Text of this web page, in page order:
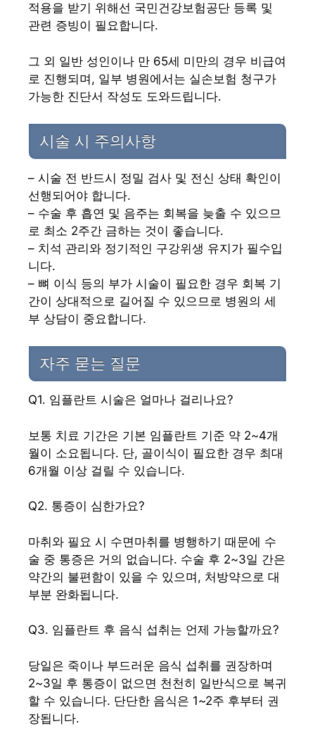
적용을 받기 위해선 국민건강보험공단 등록 및
관련 증빙이 필요합니다.
그 외 일반 성인이나 만 65세 미만의 경우 비급여
로 진행되며, 일부 병원에서는 실손보험 청구가
가능한 진단서 작성도 도와드립니다.
시술 시 주의사항
– 시술 전 반드시 정밀 검사 및 전신 상태 확인이
선행되어야 합니다.
– 수술 후 흡연 및 음주는 회복을 늦출 수 있으므
로 최소 2주간 금하는 것이 좋습니다.
– 치석 관리와 정기적인 구강위생 유지가 필수입
니다.
– 뼈 이식 등의 부가 시술이 필요한 경우 회복 기
간이 상대적으로 길어질 수 있으므로 병원의 세
부 상담이 중요합니다.
자주 묻는 질문
Q1. 임플란트 시술은 얼마나 걸리나요?
보통 치료 기간은 기본 임플란트 기준 약 2~4개
월이 소요됩니다. 단, 골이식이 필요한 경우 최대
6개월 이상 걸릴 수 있습니다.
Q2. 통증이 심한가요?
마취와 필요 시 수면마취를 병행하기 때문에 수
술 중 통증은 거의 없습니다. 수술 후 2~3일 간은
약간의 불편함이 있을 수 있으며, 처방약으로 대
부분 완화됩니다.
Q3. 임플란트 후 음식 섭취는 언제 가능할까요?
당일은 죽이나 부드러운 음식 섭취를 권장하며
2~3일 후 통증이 없으면 천천히 일반식으로 복귀
할 수 있습니다. 단단한 음식은 1~2주 후부터 권
장됩니다.